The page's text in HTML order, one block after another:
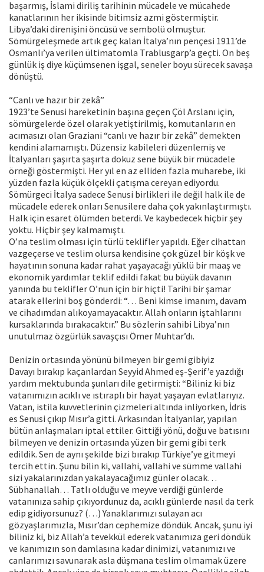
başarmış, İslami diriliş tarihinin mücadele ve mücahede
kanatlarının her ikisinde bitimsiz azmi göstermiştir.
Libya’daki direnişini öncüsü ve sembolü olmuştur.
Sömürgeleşmede artık geç kalan İtalya’nın pençesi 1911’de
Osmanlı’ya verilen ültimatomla Trablusgarp’a geçti. On beş
günlük iş diye küçümsenen işgal, seneler boyu sürecek savaşa
dönüştü.
“Canlı ve hazır bir zekâ”
1923’te Senusi hareketinin başına geçen Çöl Arslanı için,
sömürgelerde özel olarak yetiştirilmiş, komutanların en
acımasızı olan Graziani “canlı ve hazır bir zekâ” demekten
kendini alamamıştı. Düzensiz kabileleri düzenlemiş ve
İtalyanları şaşırta şaşırta dokuz sene büyük bir mücadele
örneği göstermişti. Her yıl en az elliden fazla muharebe, iki
yüzden fazla küçük ölçekli çatışma cereyan ediyordu.
Sömürgeci İtalya sadece Senusi birlikleri ile değil halk ile de
mücadele ederek onları Senusilere daha çok yakınlaştırmıştı.
Halk için esaret ölümden beterdi. Ve kaybedecek hiçbir şey
yoktu. Hiçbir şey kalmamıştı.
O’na teslim olması için türlü teklifler yapıldı. Eğer cihattan
vazgeçerse ve teslim olursa kendisine çok güzel bir köşk ve
hayatının sonuna kadar rahat yaşayacağı yüklü bir maaş ve
ekonomik yardımlar teklif edildi fakat bu büyük davanın
yanında bu teklifler O’nun için bir hiçti! Tarihi bir şamar
atarak ellerini boş gönderdi: “… Beni kimse imanım, davam
ve cihadımdan alıkoyamayacaktır. Allah onların iştahlarını
kursaklarında bırakacaktır.” Bu sözlerin sahibi Libya’nın
unutulmaz özgürlük savaşçısı Ömer Muhtar’dı.
Denizin ortasında yönünü bilmeyen bir gemi gibiyiz
Davayı bırakıp kaçanlardan Seyyid Ahmed eş-Şerif’e yazdığı
yardım mektubunda şunları dile getirmişti: “Biliniz ki biz
vatanımızın acıklı ve ıstıraplı bir hayat yaşayan evlatlarıyız.
Vatan, istila kuvvetlerinin çizmeleri altında inliyorken, İdris
es Senusi çıkıp Mısır’a gitti. Arkasından İtalyanlar, yapılan
bütün anlaşmaları iptal ettiler. Gittiği yönü, doğu ve batısını
bilmeyen ve denizin ortasında yüzen bir gemi gibi terk
edildik. Sen de aynı şekilde bizi bırakıp Türkiye’ye gitmeyi
tercih ettin. Şunu bilin ki, vallahi, vallahi ve sümme vallahi
sizi yakalarınızdan yakalayacağımız günler olacak…
Sübhanallah… Tatlı olduğu ve meyve verdiği günlerde
vatanınıza sahip çıkıyordunuz da, acıklı günlerde nasıl da terk
edip gidiyorsunuz? (…) Yanaklarımızı sulayan acı
gözyaşlarımızla, Mısır’dan cephemize döndük. Ancak, şunu iyi
biliniz ki, biz Allah’a tevekkül ederek vatanımıza geri döndük
ve kanımızın son damlasına kadar dinimizi, vatanımızı ve
canlarımızı savunarak asla düşmana teslim olmamak üzere